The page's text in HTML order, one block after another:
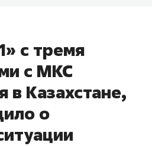
с тремя
с МКС
в Казахстане,
о